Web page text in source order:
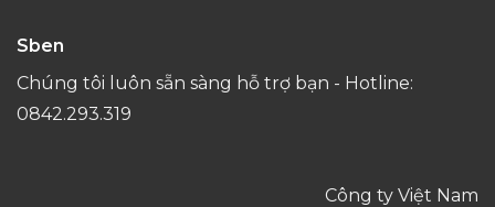
Sben
Chúng tôi luôn sẵn sàng hỗ trợ bạn - Hotline:
0842.293.319
Công ty Việt Nam